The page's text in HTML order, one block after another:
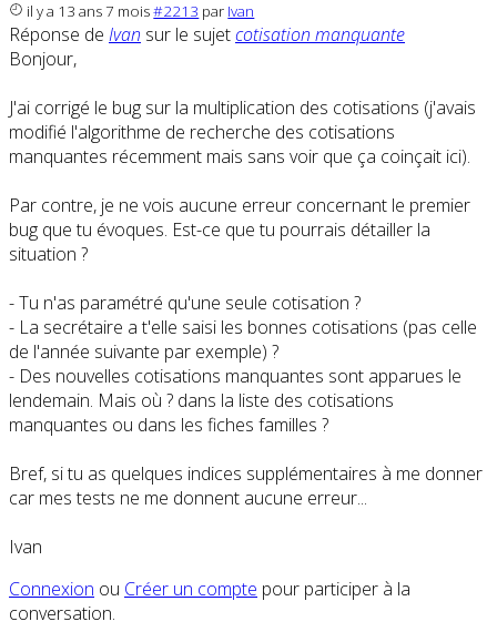
il y a 13 ans 7 mois#2213 par Ivan
Réponse de Ivan sur le sujetcotisation manquante
Bonjour,
J'ai corrigé le bug sur la multiplication des cotisations (j'avais
modifié l'algorithme de recherche des cotisations
manquantes récemment mais sans voir que ça coinçait ici).
Par contre, je ne vois aucune erreur concernant le premier
bug que tu évoques. Est-ce que tu pourrais détailler la
situation ?
- Tu n'as paramétré qu'une seule cotisation ?
- La secrétaire a t'elle saisi les bonnes cotisations (pas celle
de l'année suivante par exemple) ?
- Des nouvelles cotisations manquantes sont apparues le
lendemain. Mais où ? dans la liste des cotisations
manquantes ou dans les fiches familles ?
Bref, si tu as quelques indices supplémentaires à me donner
car mes tests ne me donnent aucune erreur...
Ivan
Connexion ou Créer un compte pour participer à la
conversation.